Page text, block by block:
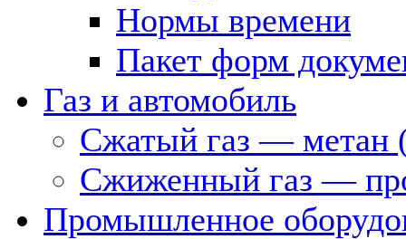
Нормы времени
Пакет форм
Газ и автомобиль
Сжатый газ — метан
Сжиженный газ —
Промышленное